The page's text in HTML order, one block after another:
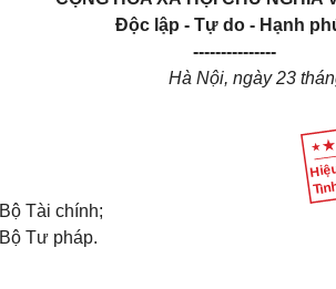
Độc lập - Tự do - Hạnh
---------------
Hà Nội, ngày 23
Tài chính;
Tư pháp.